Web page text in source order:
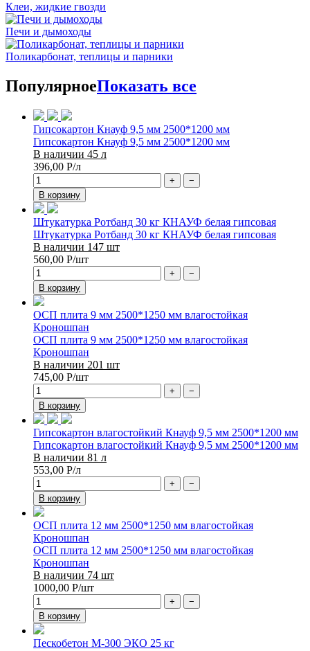
Клеи, жидкие гвозди
Печи и дымоходы
Поликарбонат, теплицы и парники
ПопулярноеПоказать все
Гипсокартон Кнауф 9,5 мм 2500*1200 мм
Гипсокартон Кнауф 9,5 мм 2500*1200 мм
В наличии 45 л
396,00 Р/л
+
−
В корзину
Штукатурка Ротбанд 30 кг КНАУФ белая гипсовая
Штукатурка Ротбанд 30 кг КНАУФ белая гипсовая
В наличии 147 шт
560,00 Р/шт
+
−
В корзину
ОСП плита 9 мм 2500*1250 мм влагостойкая
Кроношпан
ОСП плита 9 мм 2500*1250 мм влагостойкая
Кроношпан
В наличии 201 шт
745,00 Р/шт
+
−
В корзину
Гипсокартон влагостойкий Кнауф 9,5 мм 2500*1200 мм
Гипсокартон влагостойкий Кнауф 9,5 мм 2500*1200 мм
В наличии 81 л
553,00 Р/л
+
−
В корзину
ОСП плита 12 мм 2500*1250 мм влагостойкая
Кроношпан
ОСП плита 12 мм 2500*1250 мм влагостойкая
Кроношпан
В наличии 74 шт
1000,00 Р/шт
+
−
В корзину
Пескобетон М-300 ЭКО 25 кг